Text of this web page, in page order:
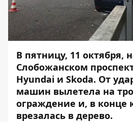
В пятницу, 11 октября,
Слобожанском
Hyundai и Skoda. От
машин вылетела на
ограждение и, в конце
врезалась в дерево.